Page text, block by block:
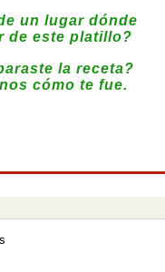
un lugar dónde
de este platillo?
la receta?
cómo te fue.